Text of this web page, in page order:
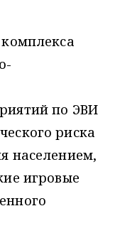
по ЭВИ
риска
населением,
игровые